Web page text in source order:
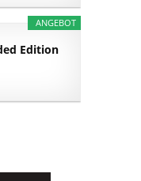
ANGEBOT
Edition